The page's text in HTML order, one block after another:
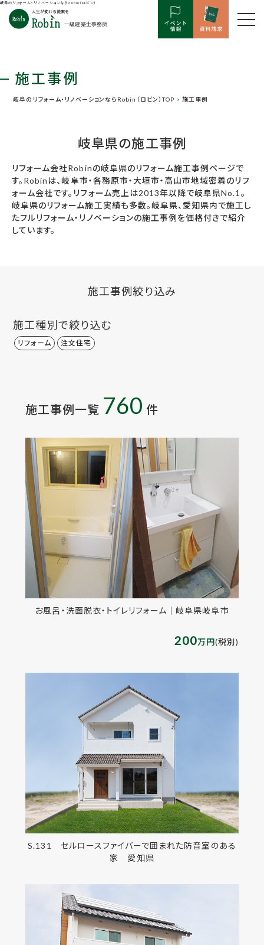
岐阜のリフォーム・リノベーションならRobin（ロビン）
施工事例
岐阜のリフォーム・リノベーションならRobin（ロビン）TOP >施工事例
岐阜県の施工事例
リフォーム会社Robinの岐阜県のリフォーム施工事例ページで
す。Robinは、岐阜市・各務原市・大垣市・高山市地域密着のリフ
ォーム会社です。リフォーム売上は2013年以降で岐阜県No.1。
岐阜県のリフォーム施工実績も多数。岐阜県、愛知県内で施工し
たフルリフォーム・リノベーションの施工事例を価格付きで紹介
しています。
施工事例絞り込み
施工種別で絞り込む
リフォーム 注文住宅
施工事例一覧 760 件
お風呂・洗面脱衣・トイレリフォーム│岐阜県岐阜市
200万円(税別)
S.131 セルロースファイバーで囲まれた防音室のある
家 愛知県